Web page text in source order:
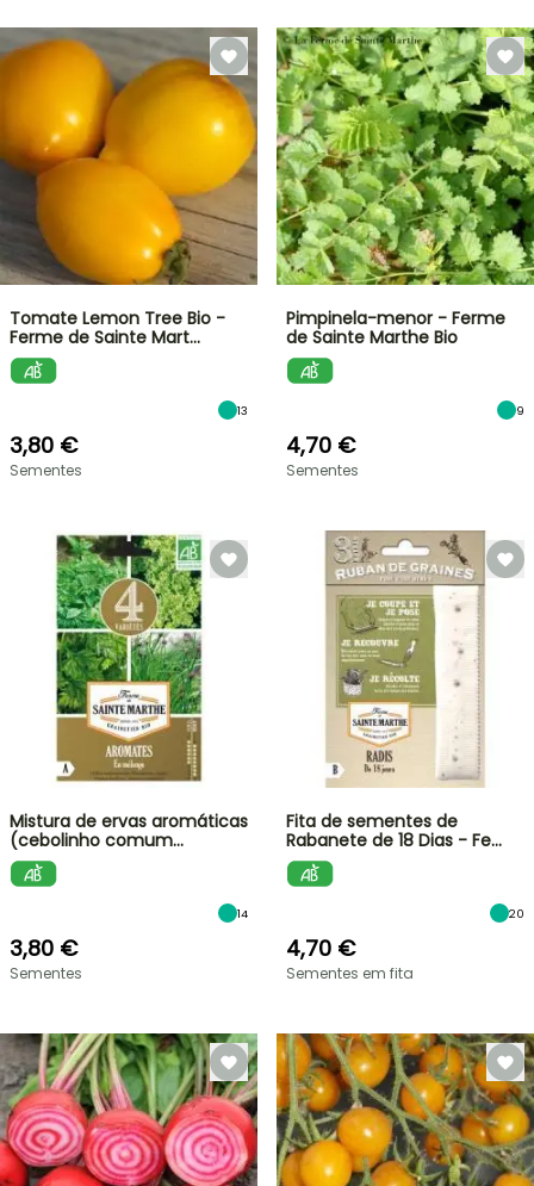
Tomate Lemon Tree Bio -
Ferme de Sainte Mart…
13
3,80 €
Sementes
Pimpinela-menor - Ferme
de Sainte Marthe Bio
9
4,70 €
Sementes
Mistura de ervas aromáticas
(cebolinho comum…
14
3,80 €
Sementes
Fita de sementes de
Rabanete de 18 Dias - Fe…
20
4,70 €
Sementes em fita